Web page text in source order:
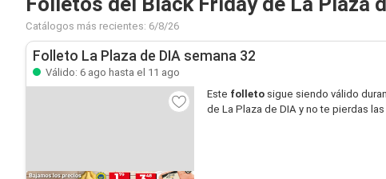
Catálogos más recientes: 6/8/26
Folleto La Plaza de DIA semana 32
Válido: 6 ago hasta el 11 ago
Este folleto sigue siendo válido
de La Plaza de DIA y no te pierdas